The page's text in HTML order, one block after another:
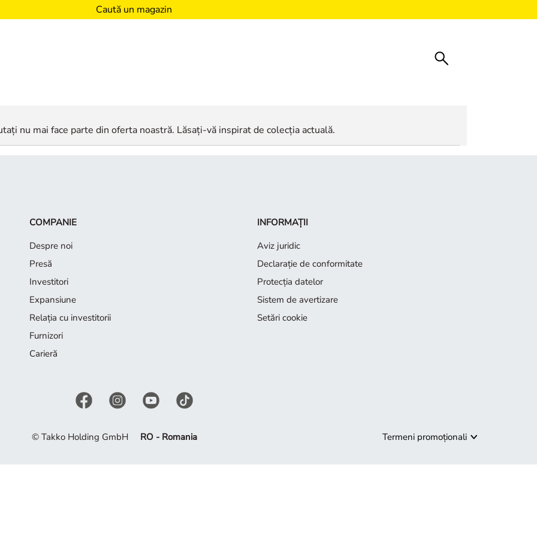
Caută un magazin
nu mai face parte din oferta noastră. Lăsați-vă inspirat de colecția actuală.
COMPANIE
Despre noi
Presă
Investitori
Expansiune
Relația cu investitorii
Furnizori
Carieră
INFORMAȚII
Aviz juridic
Declaraţie de conformitate
Protecţia datelor
Sistem de avertizare
Setări cookie
© Takko Holding GmbH RO - Romania Termeni promoționali